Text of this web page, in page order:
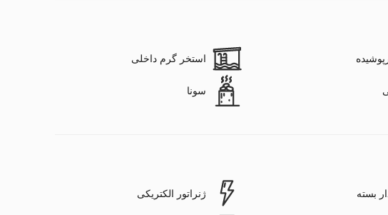
استخر گرم داخلی
سونا
بسته ژنراتور الکتریکی